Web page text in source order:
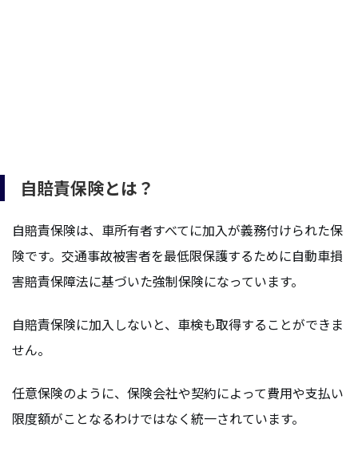
自賠責保険とは？
自賠責保険は、車所有者すべてに加入が義務付けられた保
険です。交通事故被害者を最低限保護するために自動車損
害賠責保障法に基づいた強制保険になっています。
自賠責保険に加入しないと、車検も取得することができま
せん。
任意保険のように、保険会社や契約によって費用や支払い
限度額がことなるわけではなく統一されています。